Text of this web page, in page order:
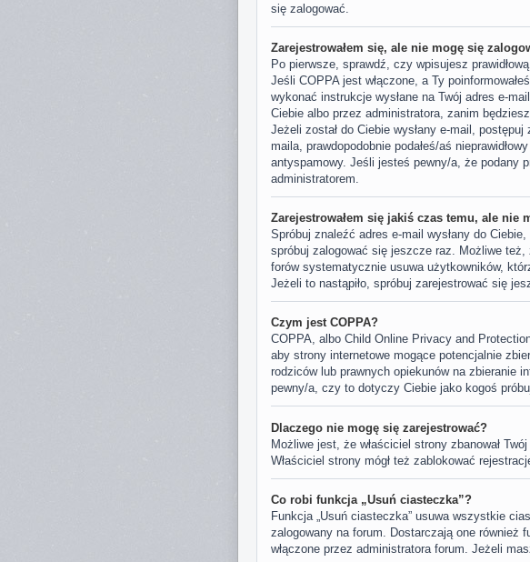
się zalogować.
Zarejestrowałem się, ale nie mogę się
Po pierwsze, sprawdź, czy wpisujesz
Jeśli COPPA jest włączone, a Ty
wykonać instrukcje wysłane na Twój adres e-
Ciebie albo przez administratora, zanim
Jeżeli został do Ciebie wysłany e-mail,
maila, prawdopodobnie podałeś/aś
antyspamowy. Jeśli jesteś pewny/a, że podany
administratorem.
Zarejestrowałem się jakiś czas temu, ale nie
Spróbuj znaleźć adres e-mail wysłany do
spróbuj zalogować się jeszcze raz. Możliwe też,
forów systematycznie usuwa użytkowników,
Jeżeli to nastąpiło, spróbuj zarejestrować się
Czym jest COPPA?
COPPA, albo Child Online Privacy and
aby strony internetowe mogące potencjalnie
rodziców lub prawnych opiekunów na zbieranie
pewny/a, czy to dotyczy Ciebie jako kogoś
Dlaczego nie mogę się zarejestrować?
Możliwe jest, że właściciel strony zbanował
Właściciel strony mógł też zablokować
Co robi funkcja „Usuń ciasteczka”?
Funkcja „Usuń ciasteczka” usuwa wszystkie
zalogowany na forum. Dostarczają one również
włączone przez administratora forum. Jeżeli